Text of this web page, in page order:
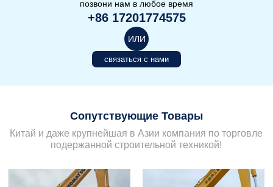
позвони нам в любое время
+86 17201774575
ИЛИ
связаться с нами
Сопутствующие Товары
Китай и даже крупнейшая в Азии компания по торговле
подержанной строительной техникой!